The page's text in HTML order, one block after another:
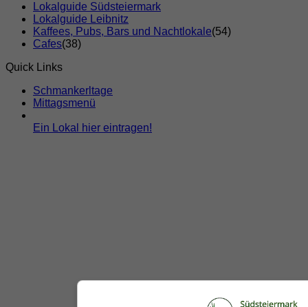
Lokalguide Südsteiermark
Lokalguide Leibnitz
Kaffees, Pubs, Bars und Nachtlokale(54)
Cafes(38)
Quick Links
Schmankerltage
Mittagsmenü
Ein Lokal hier eintragen!